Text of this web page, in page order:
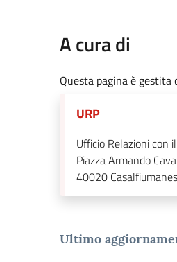
A cura di
Questa pagina è gestita
URP
Ufficio Relazioni con
Piazza Armando
40020
Ultimo